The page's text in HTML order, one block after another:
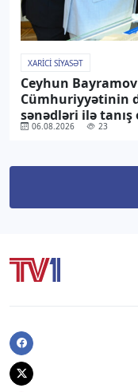
XARICI SIYASƏT
Ceyhun
Cümhuriyyətinin
sənədləri ilə tanış
06.08.2026 23
Facebook
Twitter